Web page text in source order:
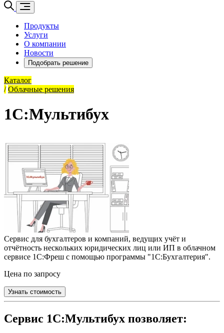
Продукты
Услуги
О компании
Новости
Подобрать решение
Каталог
/ Облачные решения
1С:Мультибух
Сервис для бухгалтеров и компаний, ведущих учёт и
отчётность нескольких юридических лиц или ИП в облачном
сервисе 1С:Фреш с помощью программы "1С:Бухгалтерия".
Цена по запросу
Узнать стоимость
Сервис 1С:Мультибух позволяет: